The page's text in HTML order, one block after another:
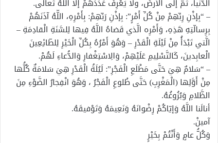
الدُّنْيا، ثُمَّ إلى الْأرضُ، ولا يَعْرِفُ عَدَدَهُمْ إلّا اللَّهُ تَعالَى.
– “بِإذْنِ رِبِّهِمْ مِنْ كُلِّ أَمْرٍ”: بِإذْنِ رَبِّهِمْ: بِأَمْرِهِ، اللّّهُ آذَنَهُمْ
بِرِسالّتِهِ هَذِهِ، وَأَمْرِه الَّذي قَضاهُ اللَّهُ فِيها لِلسَّنَةِ الْقادِمَةِ –
الَّتي تَبْدَأُ مِنْ لَيْلَةِ الْقَدْرِ – وَهُوَ أَمْرُهُ بِكُلِّ الْخَيْرِ لِلطّائِعِينَ
الْعابِدينَ، كَالتَّسْلِيمِ عَلَيْهِمْ، وَالِاسْتِغْفارِ وَالدُّعاءِ لَهُمْ.
– “سَلامٌ هِيَ حَتَّى مَطْلَعِ الْفَجْرِ”: لَيُلَةُ الْقَدْرِ هِيَ سَلامَةٌ كُلُّها
مِنْ أَوَّلِها (الْمَغْرِبِ) حَتَّى طُلوعِ الْفَجْرُ ، وَهُوَ انْفِجارُ الضَّوْءِ مِنَ
الظَّلامِ وَبُزُوغُهُ.
أنالَنا اللَّهُ وَإيّاكُمْ رِضْوانَهُ وَنَعِيمَهُ وَتَوْفيقَهُ.
آمينْ.
وَكُلُّ عامٍ وَأَنْتُمْ بِخَيْرٍ